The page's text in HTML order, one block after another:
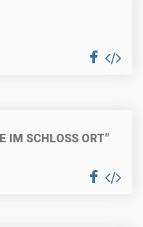
IM SCHLOSS ORT"